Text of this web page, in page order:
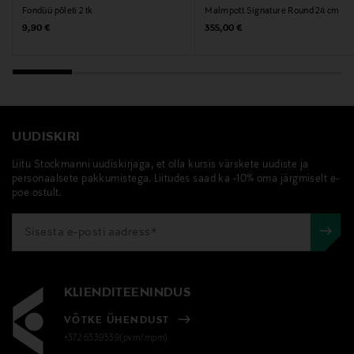
Digitaalne aadress
skeppshult, fondüükomplekt, fondüüpott
Fondüü põleti 2 tk
Original Price
9,90 €
Malmpott Signature Round 24 cm
Original Price
355,00 €
UUDISKIRI
Liitu Stockmanni uudiskirjaga, et olla kursis värskete uudiste ja
personaalsete pakkumistega. Liitudes saad ka -10% oma järgmiselt e-
poe ostult.
KLIENDITEENINDUS
VÕTKE ÜHENDUST
+372 6339539(pvm/mpm)